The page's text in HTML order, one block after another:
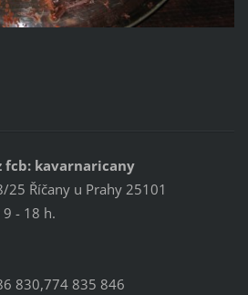
fcb: kavarnaricany
Říčany u Prahy 25101
9 - 18 h.
830,774 835 846